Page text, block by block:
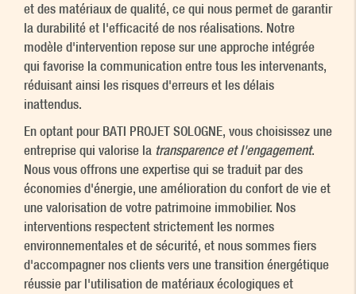
et des matériaux de qualité, ce qui nous permet de garantir
la durabilité et l'efficacité de nos réalisations. Notre
modèle d'intervention repose sur une approche intégrée
qui favorise la communication entre tous les intervenants,
réduisant ainsi les risques d'erreurs et les délais
inattendus.
En optant pour BATI PROJET SOLOGNE, vous choisissez une
entreprise qui valorise la transparence et l'engagement.
Nous vous offrons une expertise qui se traduit par des
économies d'énergie, une amélioration du confort de vie et
une valorisation de votre patrimoine immobilier. Nos
interventions respectent strictement les normes
environnementales et de sécurité, et nous sommes fiers
d'accompagner nos clients vers une transition énergétique
réussie par l'utilisation de matériaux écologiques et